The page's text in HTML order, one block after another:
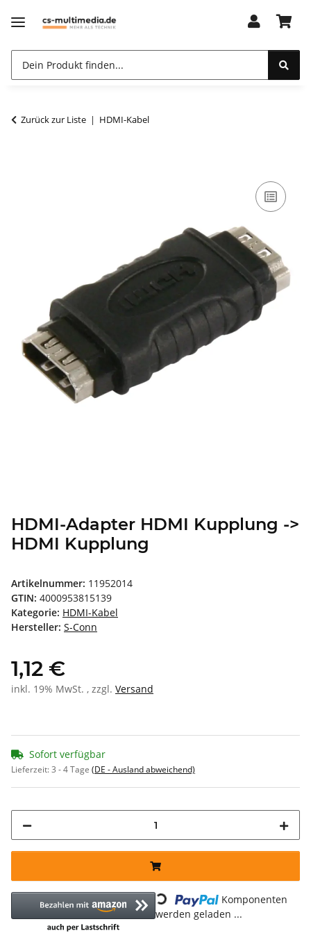
Zurück zur Liste HDMI-Kabel
HDMI-Adapter HDMI Kupplung ->
HDMI Kupplung
Artikelnummer: 11952014
GTIN: 4000953815139
Kategorie: HDMI-Kabel
Hersteller: S-Conn
1,12 €
inkl. 19% MwSt. , zzgl. Versand
Sofort verfügbar
Lieferzeit:3 - 4 Tage (DE - Ausland abweichend)
Loading...
Komponenten
werden geladen ...